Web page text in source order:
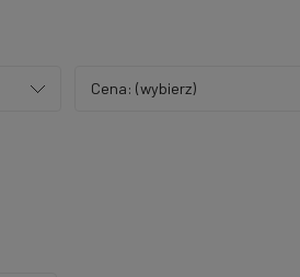
Cena: (wybierz)